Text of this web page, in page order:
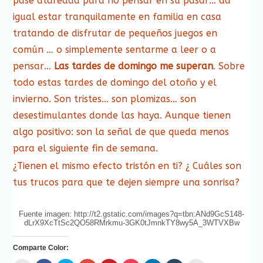
igual estar tranquilamente en familia en casa
tratando de disfrutar de pequeños juegos en
común … o simplemente sentarme a leer o a
pensar… Las tardes de domingo me superan. Sobre
todo estas tardes de domingo del otoño y el
invierno. Son tristes… son plomizas… son
desestimulantes donde las haya. Aunque tienen
algo positivo: son la señal de que queda menos
para el siguiente fin de semana.
¿Tienen el mismo efecto tristón en ti? ¿ Cuáles son
tus trucos para que te dejen siempre una sonrisa?
Fuente imagen: http://t2.gstatic.com/images?q=tbn:ANd9GcS148-
dLrX9XcTtSc2QO58RMrkmu-3GK0tJmnkTY8wy5A_3WTVXBw
Comparte Color: